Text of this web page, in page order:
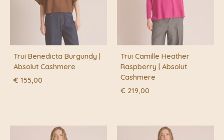
Trui Benedicta Burgundy |
Absolut Cashmere
€ 155,00
Trui Camille Heather
Raspberry | Absolut
Cashmere
€ 219,00